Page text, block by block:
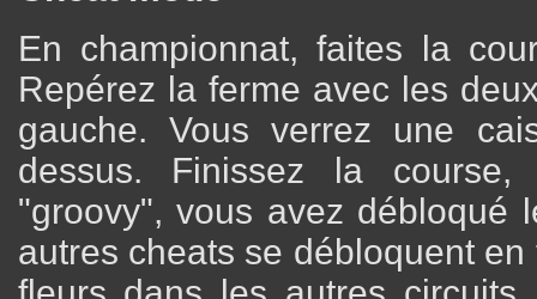
En championnat, faites la
Repérez la ferme avec les
gauche. Vous verrez une
dessus. Finissez la
"groovy", vous avez débloqué
autres cheats se débloquent